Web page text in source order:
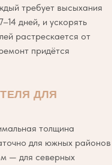
требует высыхания
дней, и ускорять
растрескается от
придётся
ДЛЯ
толщина
для южных районов
— для северных